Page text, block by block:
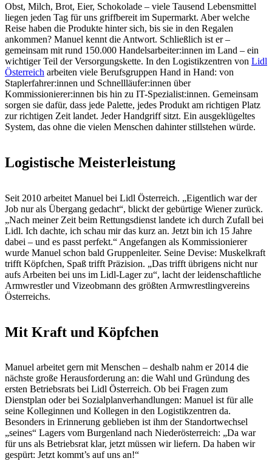
Obst, Milch, Brot, Eier, Schokolade – viele Tausend Lebensmittel
liegen jeden Tag für uns griffbereit im Supermarkt. Aber welche
Reise haben die Produkte hinter sich, bis sie in den Regalen
ankommen? Manuel kennt die Antwort. Schließlich ist er –
gemeinsam mit rund 150.000 Handelsarbeiter:innen im Land – ein
wichtiger Teil der Versorgungskette. In den Logistikzentren von Lidl
Österreich arbeiten viele Berufsgruppen Hand in Hand: von
Staplerfahrer:innen und Schnellläufer:innen über
Kommissionierer:innen bis hin zu IT-Spezialist:innen. Gemeinsam
sorgen sie dafür, dass jede Palette, jedes Produkt am richtigen Platz
zur richtigen Zeit landet. Jeder Handgriff sitzt. Ein ausgeklügeltes
System, das ohne die vielen Menschen dahinter stillstehen würde.
Logistische Meisterleistung
Seit 2010 arbeitet Manuel bei Lidl Österreich. „Eigentlich war der
Job nur als Übergang gedacht“, blickt der gebürtige Wiener zurück.
„Nach meiner Zeit beim Rettungsdienst landete ich durch Zufall bei
Lidl. Ich dachte, ich schau mir das kurz an. Jetzt bin ich 15 Jahre
dabei – und es passt perfekt.“ Angefangen als Kommissionierer
wurde Manuel schon bald Gruppenleiter. Seine Devise: Muskelkraft
trifft Köpfchen, Spaß trifft Präzision. „Das trifft übrigens nicht nur
aufs Arbeiten bei uns im Lidl-Lager zu“, lacht der leidenschaftliche
Armwrestler und Vizeobmann des größten Armwrestlingvereins
Österreichs.
Mit Kraft und Köpfchen
Manuel arbeitet gern mit Menschen – deshalb nahm er 2014 die
nächste große Herausforderung an: die Wahl und Gründung des
ersten Betriebsrats bei Lidl Österreich. Ob bei Fragen zum
Dienstplan oder bei Sozialplanverhandlungen: Manuel ist für alle
seine Kolleginnen und Kollegen in den Logistikzentren da.
Besonders in Erinnerung geblieben ist ihm der Standortwechsel
„seines“ Lagers vom Burgenland nach Niederösterreich: „Da war
für uns als Betriebsrat klar, jetzt müssen wir liefern. Da haben wir
gespürt: Jetzt kommt’s auf uns an!“